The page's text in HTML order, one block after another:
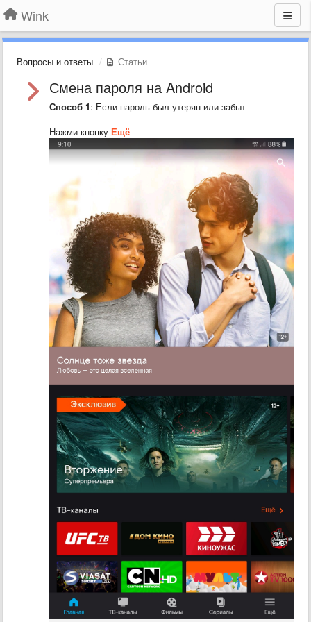
Wink
Вопросы и ответы Статьи
Смена пароля на Android
Способ 1: Если пароль был утерян или забыт
Нажми кнопку Ещё